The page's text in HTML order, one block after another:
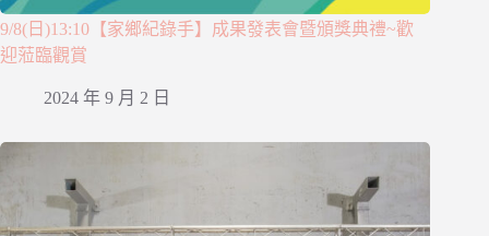
9/8(日)13:10【家鄉紀錄手】成果發表會暨頒獎典禮~歡
迎蒞臨觀賞
2024 年 9 月 2 日